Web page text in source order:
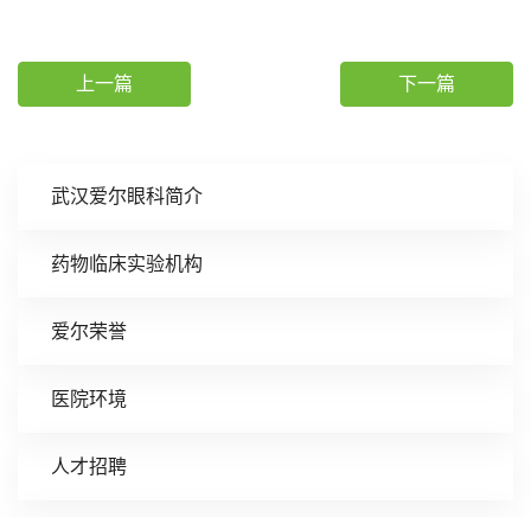
武汉爱尔眼科简介
药物临床实验机构
爱尔荣誉
医院环境
人才招聘
上一篇 下一篇